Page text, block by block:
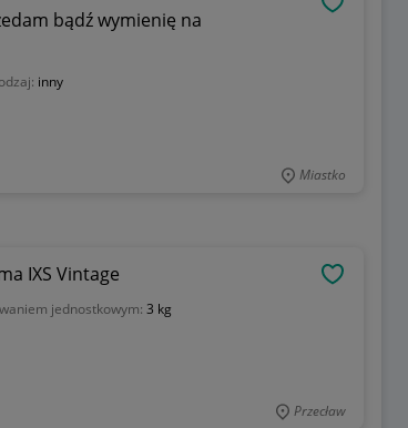
bądź wymienię na
inny
Miastko
Damska Roz. 50 Firma IXS Vintage
jednostkowym: 3 kg
Przecław